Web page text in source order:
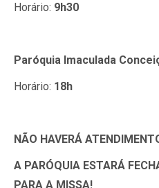
Horário: 9h30
Paróquia Imaculada
Horário: 18h
NÃO HAVERÁ
A PARÓQUIA ESTARÁ
PARA A MISSA!